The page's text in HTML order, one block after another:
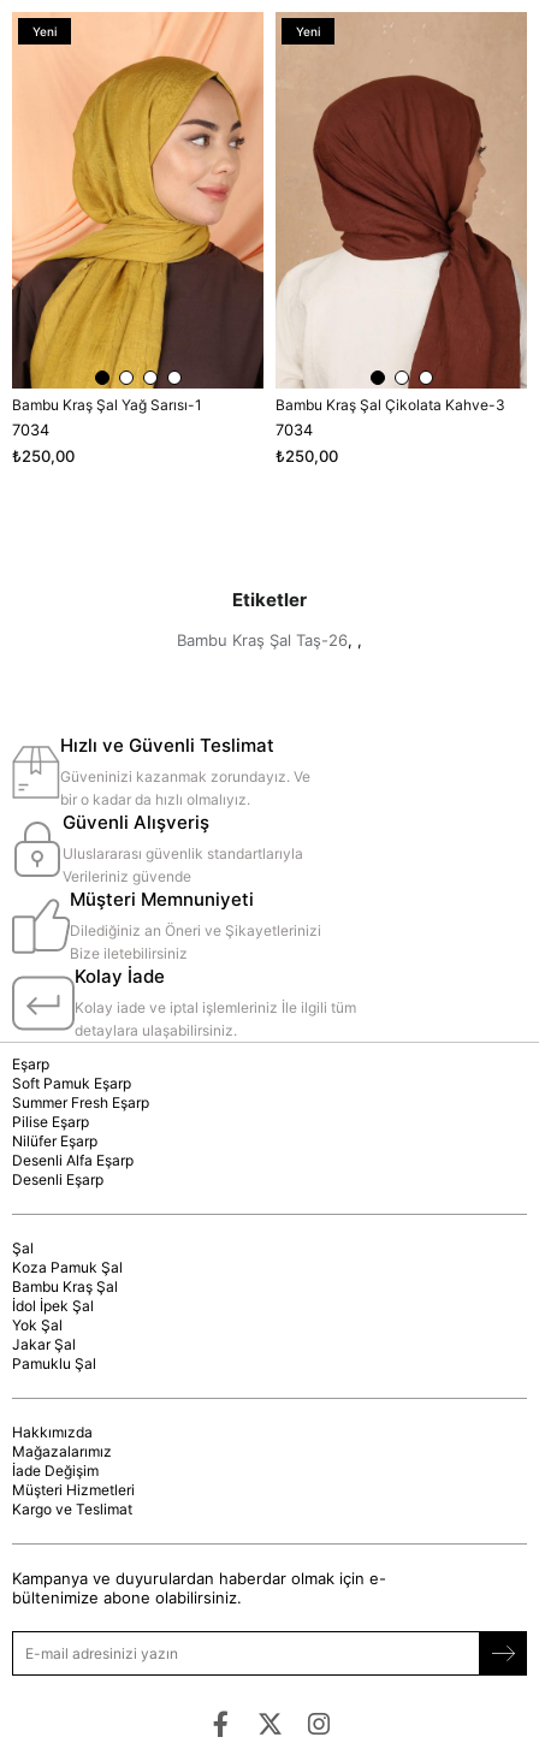
Bambu Kraş Şal Yağ Sarısı-1
7034
₺250,00
Yeni
Bambu Kraş Şal Çikolata Kahve-3
7034
₺250,00
Yeni
Etiketler
Bambu Kraş Şal Taş-26, ,
Hızlı ve Güvenli Teslimat
Güveninizi kazanmak zorundayız. Ve
bir o kadar da hızlı olmalıyız.
Güvenli Alışveriş
Uluslararası güvenlik standartlarıyla
Verileriniz güvende
Müşteri Memnuniyeti
Dilediğiniz an Öneri ve Şikayetlerinizi
Bize iletebilirsiniz
Kolay İade
Kolay iade ve iptal işlemleriniz İle ilgili tüm
detaylara ulaşabilirsiniz.
Eşarp
Soft Pamuk Eşarp
Summer Fresh Eşarp
Pilise Eşarp
Nilüfer Eşarp
Desenli Alfa Eşarp
Desenli Eşarp
Şal
Koza Pamuk Şal
Bambu Kraş Şal
İdol İpek Şal
Yok Şal
Jakar Şal
Pamuklu Şal
Hakkımızda
Mağazalarımız
İade Değişim
Müşteri Hizmetleri
Kargo ve Teslimat
Kampanya ve duyurulardan haberdar olmak için e-
bültenimize abone olabilirsiniz.